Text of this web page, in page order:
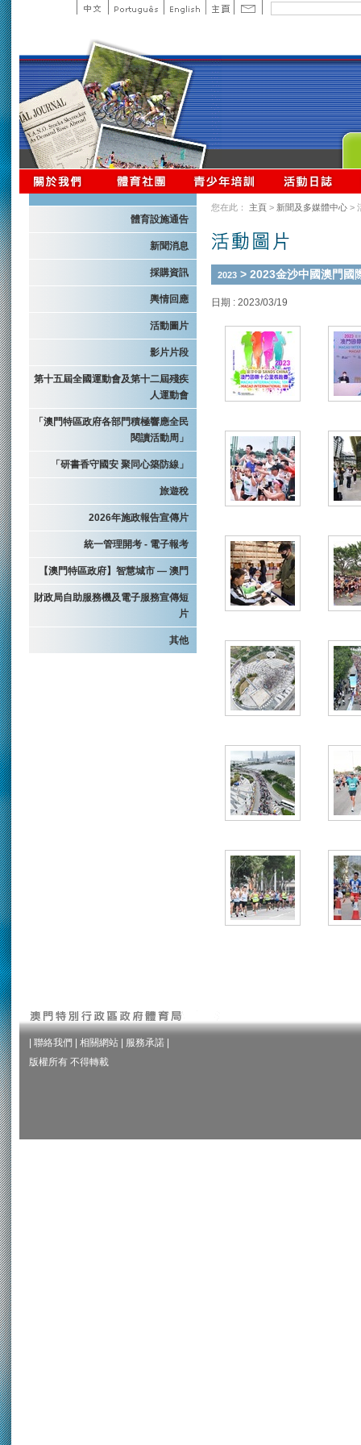
體育設施通告
新聞消息
採購資訊
輿情回應
活動圖片
影片片段
第十五屆全國運動會及第十二屆殘疾
人運動會
「澳門特區政府各部門積極響應全民
閱讀活動周」
「研書香守國安 聚同心築防線」
旅遊稅
2026年施政報告宣傳片
統一管理開考 - 電子報考
【澳門特區政府】智慧城市 — 澳門
財政局自助服務機及電子服務宣傳短
片
其他
您在此： 主頁 > 新聞及多媒體中心 >
2023 > 2023金沙中國澳門國
日期 : 2023/03/19
聯絡我們 相關網站 服務承諾
版權所有 不得轉載